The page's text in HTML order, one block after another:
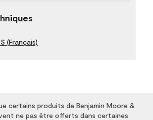
(Français)
certains produits de Benjamin Moore &
ne pas être offerts dans certaines